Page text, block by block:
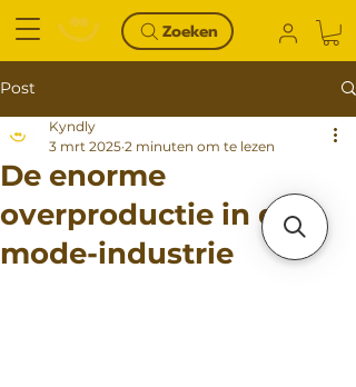
Zoeken
Post
De enorme
overproductie in de
mode-industrie
Kyndly
3 mrt 2025 2 minuten om te lezen